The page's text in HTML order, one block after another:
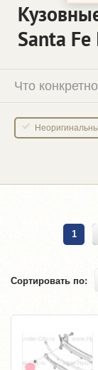
Santa Fe
Что
1
Сортировать по: